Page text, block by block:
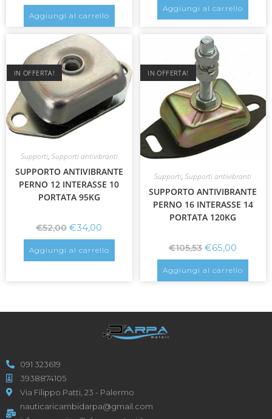
Aggiungi al carrello
Aggiungi al carrello
IN OFFERTA!
Supporti, Supporti antivibranti
SUPPORTO ANTIVIBRANTE
PERNO 12 INTERASSE 10
PORTATA 95KG
€52,00 €34,00
Aggiungi al carrello
IN OFFERTA!
Supporti,Supporti antivibranti
SUPPORTO ANTIVIBRANTE
PERNO 16 INTERASSE 14
PORTATA 120KG
€105,53 €65,00
Aggiungi al carrello
091 323619
3938874105
Via Filippo Patti, 23 - Palermo
nauticaricambidarpa@gmail.com